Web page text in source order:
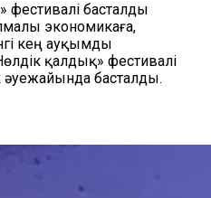
фестивалі басталды
экономикаға,
кең ауқымды
қалдық» фестивалі
әуежайында басталды.